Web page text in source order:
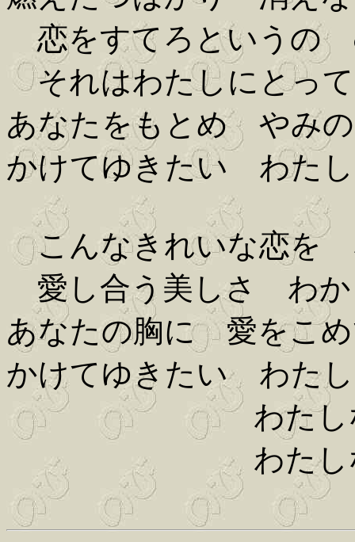
恋をすてろというの
それはわたしにとっ
あなたをもとめ やみ
かけてゆきたい わた
こんなきれいな恋を
愛し合う美しさ わか
あなたの胸に 愛をこ
かけてゆきたい わた
わたしな
わたしな